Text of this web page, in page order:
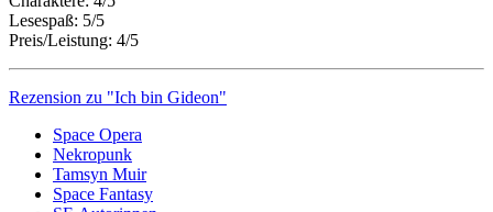
Lesespaß: 5/5
Preis/Leistung: 4/5
Rezension zu "Ich bin Gideon"
Space Opera
Nekropunk
Tamsyn Muir
Space Fantasy